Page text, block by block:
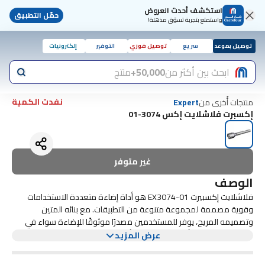
استكشف أحدث العروض
واستمتع بتجربة تسوّق مذهلة! حمّل التطبيق
توصيل بموعد سريع توصيل فوري التوفير إلكترونيات
ابحث بين أكثر من50,000+ منتج
منتجات أُخرى منExpert
نفدت الكمية
إكسبرت فلاشلايت إكس 3074-01
غير متوفر
الوصف
فلاشلايت إكسبيرت EX3074-01 هو أداة إضاءة متعددة الاستخدامات
وقوية مصممة لمجموعة متنوعة من التطبيقات. مع بنائه المتين
وتصميمه المريح، يوفر للمستخدمين مصدرًا موثوقًا للإضاءة سواء في
المغامرات الخارجية، أو حالات الطوارئ، أو المهام اليومية. يتميز الفلاشلايت
عرض المزيد